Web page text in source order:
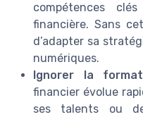
compétences
financière. Sans
d’adapter sa
numériques.
Ignorer la
financier évolue
ses talents ou